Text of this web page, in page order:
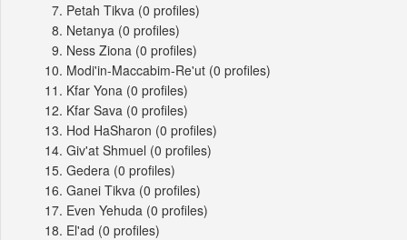
Petah Tikva (0 profiles)
Netanya (0 profiles)
Ness Ziona (0 profiles)
Modi'in-Maccabim-Re'ut (0 profiles)
Kfar Yona (0 profiles)
Kfar Sava (0 profiles)
Hod HaSharon (0 profiles)
Giv'at Shmuel (0 profiles)
Gedera (0 profiles)
Ganei Tikva (0 profiles)
Even Yehuda (0 profiles)
El'ad (0 profiles)